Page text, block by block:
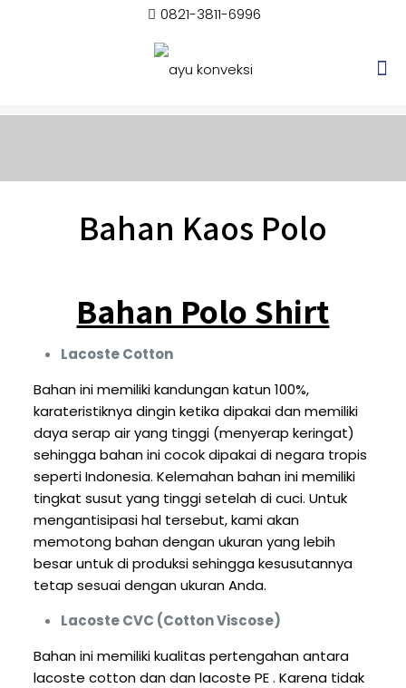
0821-3811-6996
Bahan Kaos Polo
Bahan Polo Shirt
Lacoste Cotton
Bahan ini memiliki kandungan katun 100%,
karateristiknya dingin ketika dipakai dan memiliki
daya serap air yang tinggi (menyerap keringat)
sehingga bahan ini cocok dipakai di negara tropis
seperti Indonesia. Kelemahan bahan ini memiliki
tingkat susut yang tinggi setelah di cuci. Untuk
mengantisipasi hal tersebut, kami akan
memotong bahan dengan ukuran yang lebih
besar untuk di produksi sehingga kesusutannya
tetap sesuai dengan ukuran Anda.
Lacoste CVC (Cotton Viscose)
Bahan ini memiliki kualitas pertengahan antara
lacoste cotton dan dan lacoste PE . Karena tidak